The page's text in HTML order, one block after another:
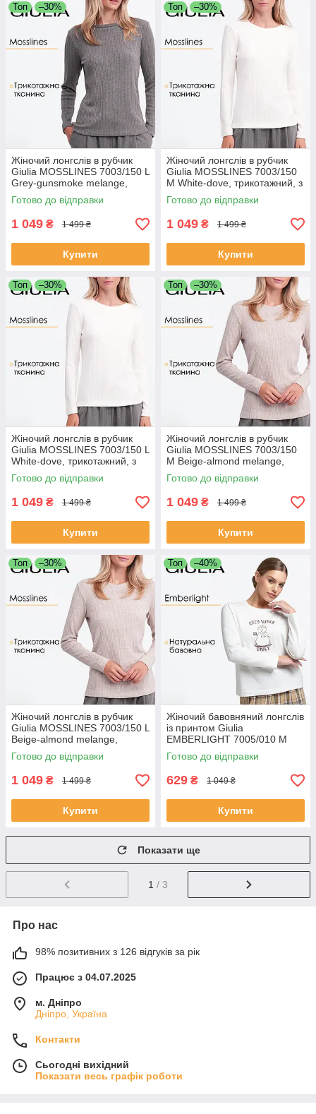
Топ –30%
Жіночий лонгслів в рубчик
Giulia MOSSLINES 7003/150 L
Grey-gunsmoke melange,
трикотажний, з довгими
рукавами, базовий
Готово до відправки
1 049 ₴ 1 499 ₴
Купити
Топ –30%
Жіночий лонгслів в рубчик
Giulia MOSSLINES 7003/150
M White-dove, трикотажний, з
довгими рукавами, базовий
Готово до відправки
1 049 ₴ 1 499 ₴
Купити
Топ –30%
Жіночий лонгслів в рубчик
Giulia MOSSLINES 7003/150 L
White-dove, трикотажний, з
довгими рукавами, базовий
Готово до відправки
1 049 ₴ 1 499 ₴
Купити
Топ –30%
Жіночий лонгслів в рубчик
Giulia MOSSLINES 7003/150
M Beige-almond melange,
трикотажний, з довгими
рукавами, базовий
Готово до відправки
1 049 ₴ 1 499 ₴
Купити
Топ –30%
Жіночий лонгслів в рубчик
Giulia MOSSLINES 7003/150 L
Beige-almond melange,
трикотажний, з довгими
рукавами, базовий
Готово до відправки
1 049 ₴ 1 499 ₴
Купити
Топ –40%
Жіночий бавовняний лонгслів
із принтом Giulia
EMBERLIGHT 7005/010 M
White-milk print, з довгими
рукавами, круглий виріз
Готово до відправки
629 ₴ 1 049 ₴
Купити
Показати ще
1 / 3
Про нас
98% позитивних з 126 відгуків за рік
Працює з 04.07.2025
м. Дніпро
Дніпро, Україна
Контакти
Сьогодні вихідний
Показати весь графік роботи